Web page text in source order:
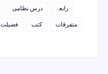
درس نظامی
رابعہ
فضیلت کتب
متفرقات